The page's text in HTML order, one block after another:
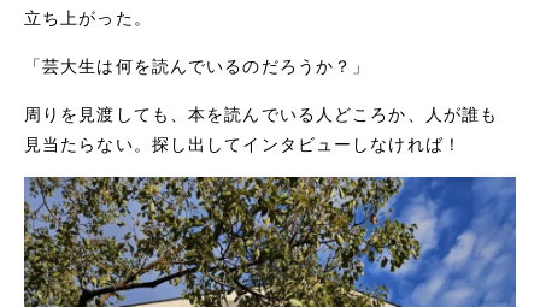
立ち上がった。
「芸大生は何を読んでいるのだろうか？」
周りを見渡しても、本を読んでいる人どころか、人が誰も
見当たらない。探し出してインタビューしなければ！